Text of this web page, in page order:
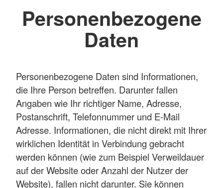
Personenbezogene
Daten
Personenbezogene Daten sind Informationen,
die Ihre Person betreffen. Darunter fallen
Angaben wie Ihr richtiger Name, Adresse,
Postanschrift, Telefonnummer und E-Mail
Adresse. Informationen, die nicht direkt mit Ihrer
wirklichen Identität in Verbindung gebracht
werden können (wie zum Beispiel Verweildauer
auf der Website oder Anzahl der Nutzer der
Website), fallen nicht darunter. Sie können